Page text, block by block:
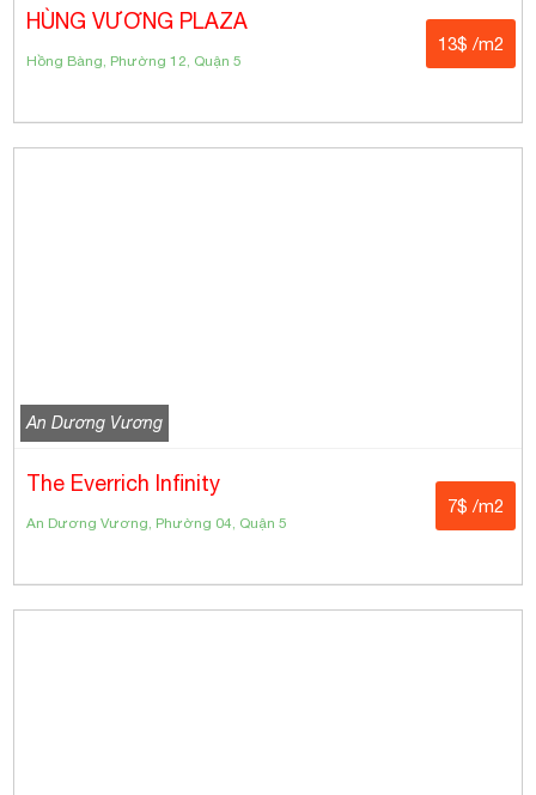
HÙNG VƯƠNG PLAZA
Hồng Bàng, Phường 12, Quận 5
13$ /m2
An Dương Vương
The Everrich Infinity
An Dương Vương, Phường 04, Quận 5
7$ /m2